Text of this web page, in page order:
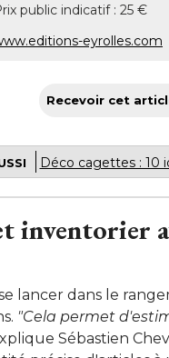
public indicatif : 25 €
eyrolles.com
Recevoir cet
Déco cagettes : 10
inventorier
lancer dans le
"Cela permet
Sébastien